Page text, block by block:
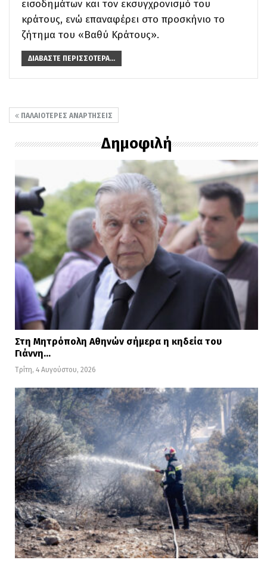
εισοδημάτων και τον εκσυγχρονισμό του
κράτους, ενώ επαναφέρει στο προσκήνιο το
ζήτημα του «Βαθύ Κράτους».
ΔΙΑΒΆΣΤΕ ΠΕΡΙΣΣΌΤΕΡΑ...
ΠΑΛΑΙΌΤΕΡΕΣ ΑΝΑΡΤΉΣΕΙΣ
Δημοφιλή
Στη Μητρόπολη Αθηνών σήμερα η κηδεία του
Γιάννη…
Τρίτη, 4 Αυγούστου, 2026